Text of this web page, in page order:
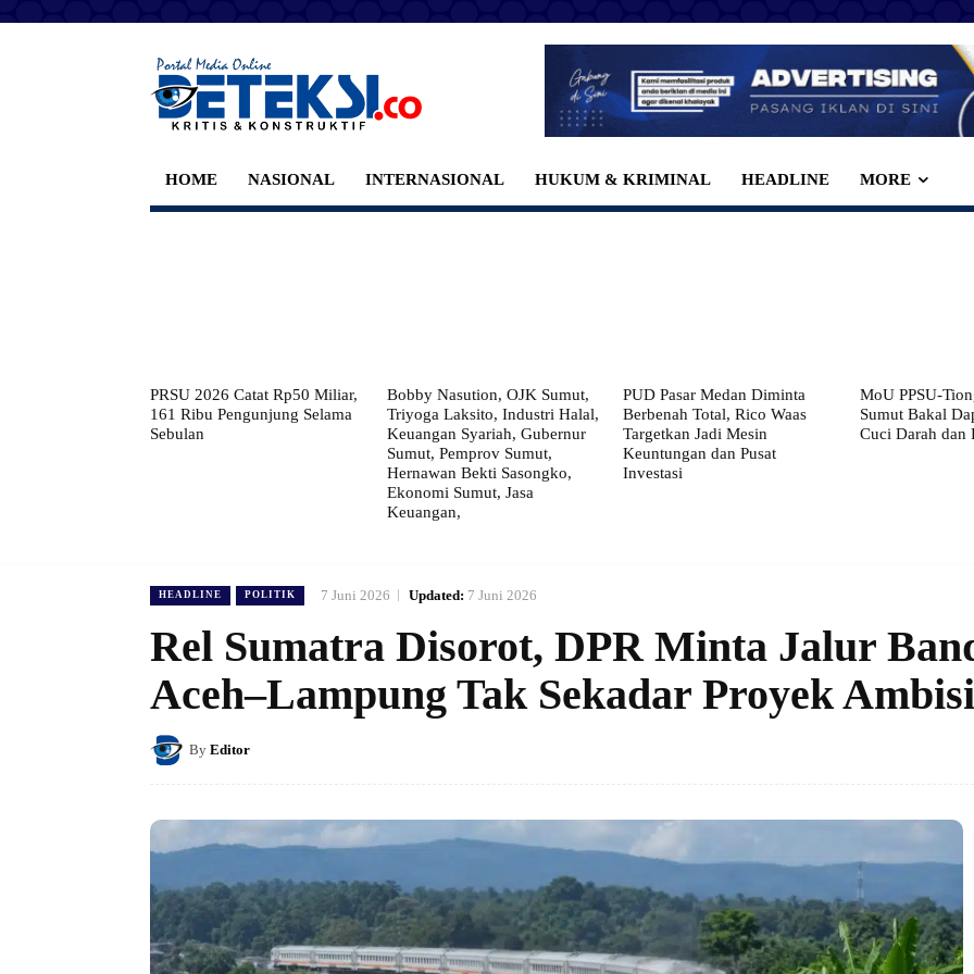
HOME NASIONAL INTERNASIONAL HUKUM & KRIMINAL HEADLINE MORE
PRSU 2026 Catat Rp50 Miliar,
161 Ribu Pengunjung Selama
Sebulan
Bobby Nasution, OJK Sumut,
Triyoga Laksito, Industri Halal,
Keuangan Syariah, Gubernur
Sumut, Pemprov Sumut,
Hernawan Bekti Sasongko,
Ekonomi Sumut, Jasa
Keuangan,
PUD Pasar Medan Diminta
Berbenah Total, Rico Waas
Targetkan Jadi Mesin
Keuntungan dan Pusat
Investasi
MoU PPSU-
Sumut Bakal
Cuci Darah dan
HEADLINE POLITIK 7 Juni 2026 Updated: 7 Juni 2026
Rel Sumatra Disorot, DPR Minta Jalur
Aceh–Lampung Tak Sekadar Proyek
By Editor